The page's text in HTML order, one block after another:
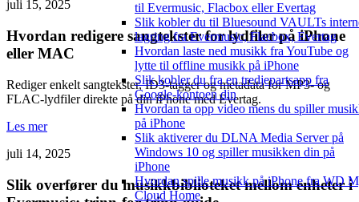
til Evermusic, Flacbox eller Evertag
Slik kobler du til Bluesound VAULTs
lagring fra Evermusic, Flacbox, Evertag
Hvordan laste ned musikk fra YouTube og
lytte til offline musikk på iPhone
Slik kobler du fra en tredjepartsapp fra
Google-kontoen din
Hvordan ta opp video mens du spiller
på iPhone
Slik aktiverer du DLNA Media Server på
Windows 10 og spiller musikken din på
iPhone
Hvordan spille musikk på iPhone fra WD
Cloud Home
juli 15, 2025
Hvordan redigere sangtekster for lydfiler på iPhone
eller MAC
Rediger enkelt sangtekster, ID3-tagger og metadata for MP3- og
FLAC-lydfiler direkte på din iPhone med Evertag.
Les mer
juli 14, 2025
Slik overfører du musikkbiblioteket mellom enheter i